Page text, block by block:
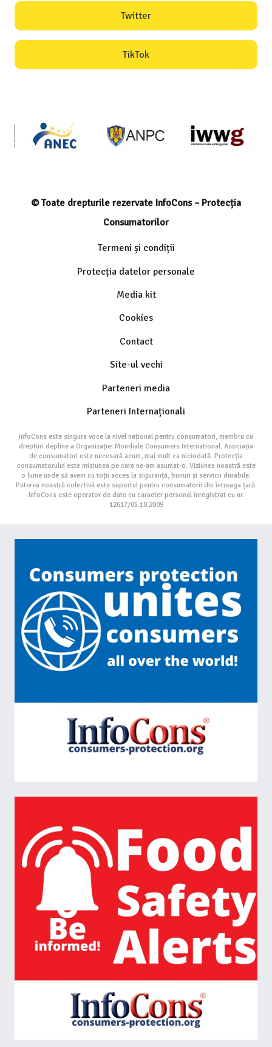
Twitter
TikTok
© Toate drepturile rezervate InfoCons – Protecția
Consumatorilor
Termeni și condiții
Protecția datelor personale
Media kit
Cookies
Contact
Site-ul vechi
Parteneri media
Parteneri Internaționali
InfoCons este singura voce la nivel național pentru consumatori, membru cu
drepturi depline a Organizației Mondiale Consumers International. Asociația
de consumatori este necesară acum, mai mult ca niciodată. Protecția
consumatorului este misiunea pe care ne-am asumat-o. Viziunea noastră este
o lume unde să avem cu toții acces la siguranță, bunuri și servicii durabile.
Puterea noastră colectivă este suportul pentru consumatorii din întreaga țară.
InfoCons este operator de date cu caracter personal înregistrat cu nr.
12617/05.10.2009